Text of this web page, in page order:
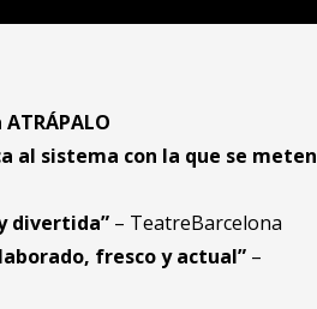
ATRÁPALO
al sistema con la que se meten
divertida” – TeatreBarcelona
fresco y actual” –